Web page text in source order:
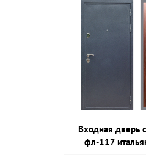
Входная дверь
фл-117